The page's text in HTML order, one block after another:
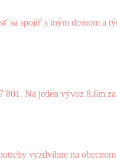
sa spojiť s iným domom a
Na jeden vývoz 8,6m za
vyzdvihne na